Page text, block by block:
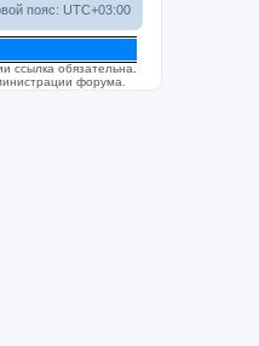
пояс: UTC+03:00
обязательна.
форума.